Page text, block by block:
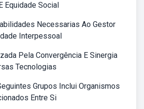
Equidade Social
Necessarias Ao Gestor
Interpessoal
Pela Convergência E Sinergia
Tecnologias
Grupos Inclui Organismos
Entre Si